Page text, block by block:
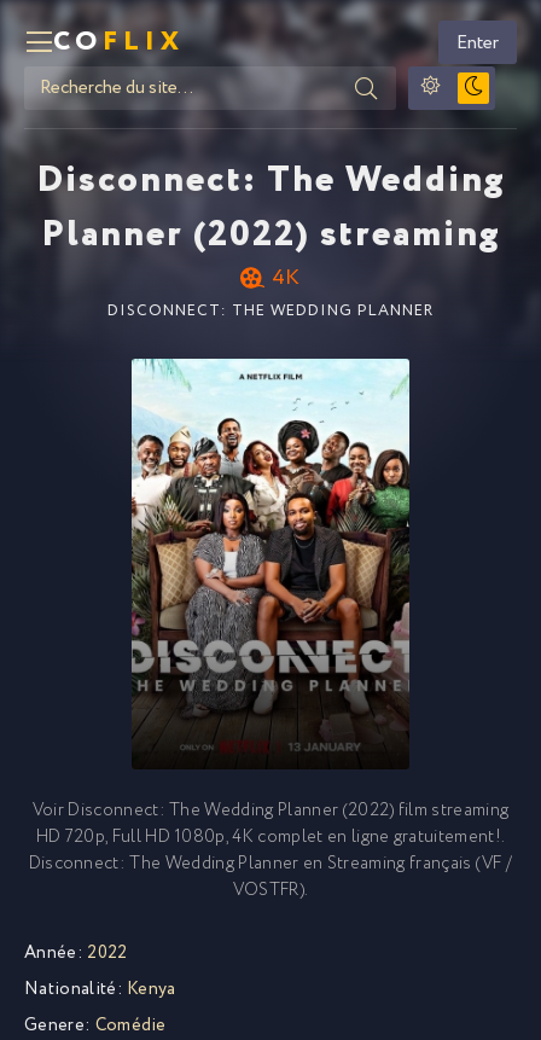
COFLIX Enter
Disconnect: The Wedding
Planner (2022) streaming
4K
DISCONNECT: THE WEDDING PLANNER
Voir Disconnect: The Wedding Planner (2022) film streaming
HD 720p, Full HD 1080p, 4K complet en ligne gratuitement!.
Disconnect: The Wedding Planner en Streaming français (VF /
VOSTFR).
Année: 2022
Nationalité: Kenya
Genere: Comédie